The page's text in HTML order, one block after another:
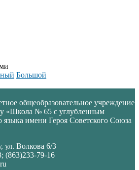
Большой
общеобразовательное учреждение
«Школа № 65 с углубленным
языка имени Героя Советского Союза
ул. Волкова 6/3
(863)233-79-16